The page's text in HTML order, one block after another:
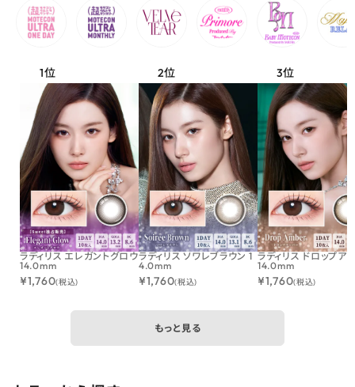
ラディリス エレガントグロウ
14.0mm
¥1,760(税込)
ラディリス ソワレブラウン 1
4.0mm
¥1,760(税込)
ラディリス ドロップア
14.0mm
¥1,760(税込)
もっと見る